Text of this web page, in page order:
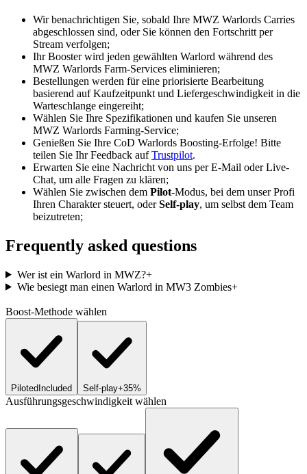
Wir benachrichtigen Sie, sobald Ihre MWZ Warlords Carries
abgeschlossen sind, oder Sie können den Fortschritt per
Stream verfolgen;
Ihr Booster wird jeden gewählten Warlord während des
MWZ Warlords Farm-Services eliminieren;
Bestellungen werden für eine priorisierte Bearbeitung
basierend auf Kaufzeitpunkt und Liefergeschwindigkeit in die
Warteschlange eingereiht;
Wählen Sie Ihre Spezifikationen und kaufen Sie unseren
MWZ Warlords Farming-Service;
Genießen Sie Ihre CoD Warlords Boosting-Erfolge! Bitte
teilen Sie Ihr Feedback aufTrustpilot.
Erwarten Sie eine Nachricht von uns per E-Mail oder Live-
Chat, um alle Fragen zu klären;
Wählen Sie zwischen dem Pilot-Modus, bei dem unser Profi
Ihren Charakter steuert, oderSelf-play, um selbst dem Team
beizutreten;
Frequently asked questions
Wer ist ein Warlord in MWZ?+
Wie besiegt man einen Warlord in MW3 Zombies+
Boost-Methode wählen
PilotedIncluded Self-play+35%
Ausführungsgeschwindigkeit wählen